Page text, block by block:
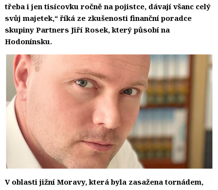
třeba i jen tisícovku ročně na pojistce, dávají všanc celý
svůj majetek,“ říká ze zkušenosti finanční poradce
skupiny Partners Jiří Rosek, který působí na
Hodonínsku.
V oblasti jižní Moravy, která byla zasažena tornádem,